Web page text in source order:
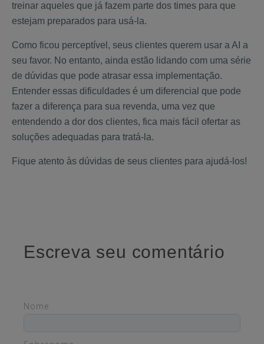
treinar aqueles que já fazem parte dos times para que
estejam preparados para usá-la.
Como ficou perceptível, seus clientes querem usar a AI a
seu favor. No entanto, ainda estão lidando com uma série
de dúvidas que pode atrasar essa implementação.
Entender essas dificuldades é um diferencial que pode
fazer a diferença para sua revenda, uma vez que
entendendo a dor dos clientes, fica mais fácil ofertar as
soluções adequadas para tratá-la.
Fique atento às dúvidas de seus clientes para ajudá-los!
Escreva seu comentário
Nome